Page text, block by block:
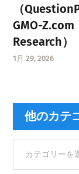
（
GMO-Z.com
Research）
1月 29, 2026
他のカテ
カ